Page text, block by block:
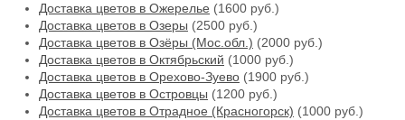
Доставка цветов в Ожерелье (1600 руб.)
Доставка цветов в Озеры (2500 руб.)
Доставка цветов в Озёры (Мос.обл.) (2000 руб.)
Доставка цветов в Октябрьский (1000 руб.)
Доставка цветов в Орехово-Зуево (1900 руб.)
Доставка цветов в Островцы (1200 руб.)
Доставка цветов в Отрадное (Красногорск) (1000 руб.)